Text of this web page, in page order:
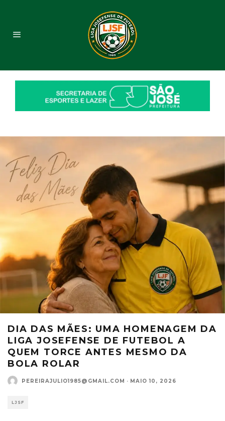
DIA DAS MÃES: UMA HOMENAGEM DA
LIGA JOSEFENSE DE FUTEBOL A
QUEM TORCE ANTES MESMO DA
BOLA ROLAR
PEREIRAJULIO1985@GMAIL.COM · MAIO 10, 2026
LJSF